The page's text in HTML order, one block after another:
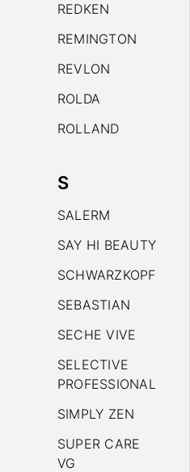
REDKEN
REMINGTON
REVLON
ROLDA
ROLLAND
S
SALERM
SAY HI BEAUTY
SCHWARZKOPF
SEBASTIAN
SECHE VIVE
SELECTIVE
PROFESSIONAL
SIMPLY ZEN
SUPER CARE
VG